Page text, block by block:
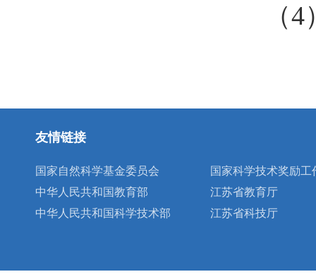
（4
友情链接
国家自然科学基金委员会
国家科学技术奖励工
中华人民共和国教育部
江苏省教育厅
中华人民共和国科学技术部
江苏省科技厅